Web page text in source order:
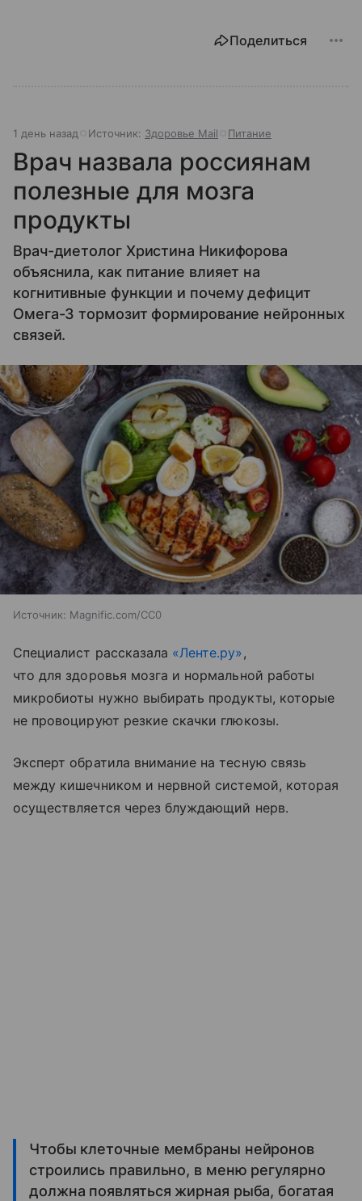
Поделиться
1 день назад Источник: Здоровье Mail Питание
Врач назвала россиянам
полезные для мозга
продукты
Врач-диетолог Христина Никифорова
объяснила, как питание влияет на
когнитивные функции и почему дефицит
Омега-3 тормозит формирование нейронных
связей.
Источник: Magnific.com/CC0
Специалист рассказала «Ленте.ру»,
что для здоровья мозга и нормальной работы
микробиоты нужно выбирать продукты, которые
не провоцируют резкие скачки глюкозы.
Эксперт обратила внимание на тесную связь
между кишечником и нервной системой, которая
осуществляется через блуждающий нерв.
Чтобы клеточные мембраны нейронов
строились правильно, в меню регулярно
должна появляться жирная рыба, богатая